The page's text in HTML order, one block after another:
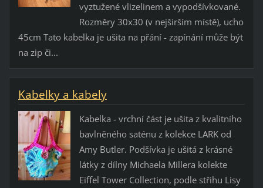
vyztužené vlizelinem a vypodšívkované.
Rozměry 30x30 (v nejširším místě), ucho
45cm Tato kabelka je ušita na přání - zapínání může být
na zip či...
Kabelky a kabely
Kabelka - vrchní část je ušita z kvalitního
bavlněného saténu z kolekce LARK od
Amy Butler. Podšívka je ušitá z krásné
látky z dílny Michaela Millera kolekte
Eiffel Tower Collection, podle střihu Lisy